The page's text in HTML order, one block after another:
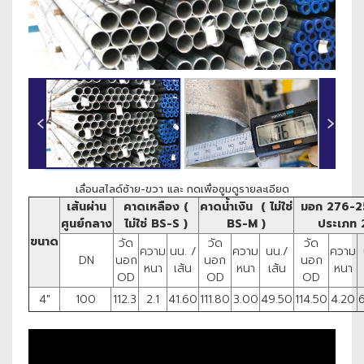
‹ ›
เลื่อนสไลด์ซ้าย-ขวา และ กดเพื่อซูมดูรายละเอียด
ขนาด
เส้นผ่าน
ศูนย์กลาง
คาดเหลือง (
ไม่ใช่ BS-S )
คาดน้ำเงิน ( ไม่ใช่
BS-M )
มอก 276-
ประเภท
DN
วัด
นอก
OD
ความ
หนา
นน. /
เส้น
วัด
นอก
OD
ความ
หนา
นน./
เส้น
วัด
นอก
OD
ความ
หนา
4" 100 112.3 2.1 41.60 111.80 3.00 49.50 114.50 4.20